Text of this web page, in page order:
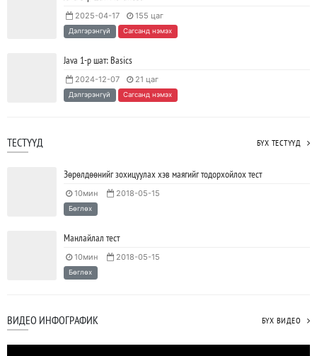
Ажил дээрээ сайн найзтай байх нь ажлын бүтээмж
нэмэгдүүлж, тогтвортой ажиллах суурь болдог
2023/04/25 SHARE
2025-04-17 155 цаг
Дэлгэрэнгүй Сагсанд нэмэх
Java 1-р шат: Basics
2024-12-07 21 цаг
Дэлгэрэнгүй Сагсанд нэмэх
ТЕСТҮҮД БҮХ ТЕСТҮҮД
Зөрөлдөөнийг зохицуулах хэв маягийг тодорхойлох тест
10мин 2018-05-15
Бөглөх
Манлайлал тест
10мин 2018-05-15
Бөглөх
ВИДЕО ИНФОГРАФИК БҮХ ВИДЕО